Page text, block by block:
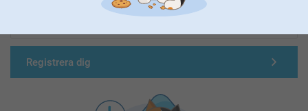
Ange din e-postadress här
Registrera dig